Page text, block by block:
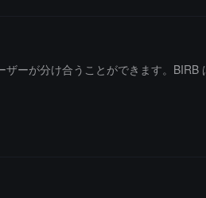
ーが分け合うことができます。